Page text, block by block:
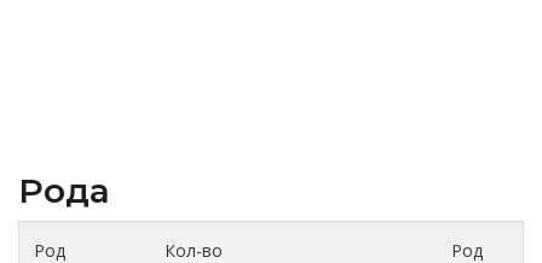
Рода
Род
Кол-во
Род